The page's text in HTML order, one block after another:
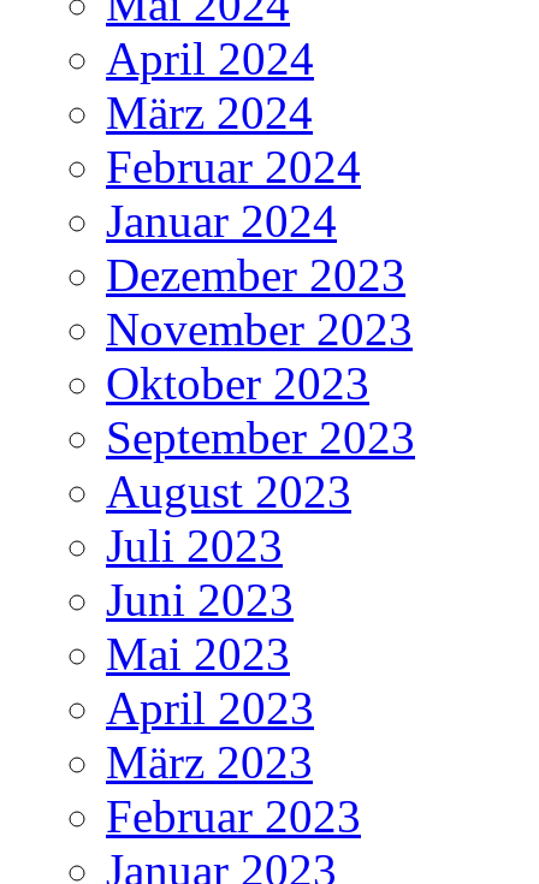
April 2024
März 2024
Februar 2024
Januar 2024
Dezember 2023
November 2023
Oktober 2023
September 2023
August 2023
Juli 2023
Juni 2023
Mai 2023
April 2023
März 2023
Februar 2023
Januar 2023